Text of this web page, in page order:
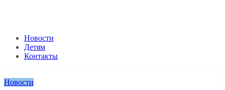
Новости
Детям
Контакты
Новости